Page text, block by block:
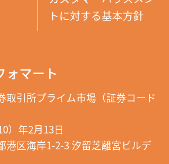
トに対する基本方針
ォマート
取引所プライム市場（証券コード
）年2月13日
港区海岸1-2-3 汐留芝離宮ビルデ